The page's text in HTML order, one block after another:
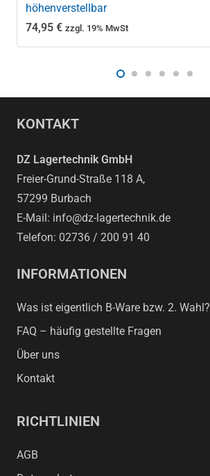
höhenverstellbar
74,95 € zzgl. 19% MwSt
KONTAKT
DZ Lagertechnik GmbH
Freier-Grund-Straße 118 A,
57299 Burbach
E-Mail: info@dz-lagertechnik.de
Telefon: 02736 / 200 91 40
INFORMATIONEN
Was ist eigentlich B-Ware bzw. 2. Wahl?
FAQ – häufig gestellte Fragen
Über uns
Kontakt
RICHTLINIEN
AGB